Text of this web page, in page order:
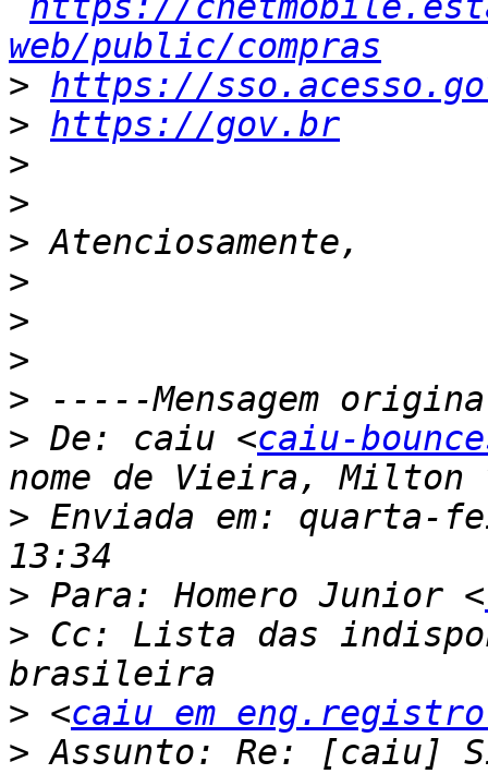
web/public/compras
> https://
> https://gov.br
>
>
>
>
>
>
>
> De: caiu <caiu-
> Enviada em: quarta-
> Para: Homero Junior <
> Cc: Lista das
> <caiu em
> Assunto: Re: [caiu]